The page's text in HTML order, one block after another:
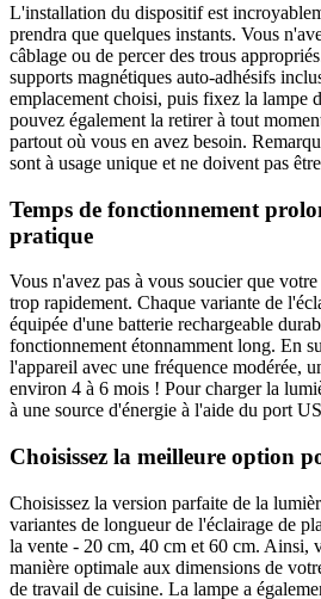
L'installation du dispositif est
prendra que quelques instants. Vous
câblage ou de percer des trous
supports magnétiques auto-adhésifs
emplacement choisi, puis fixez la lampe
pouvez également la retirer à tout
partout où vous en avez besoin.
sont à usage unique et ne doivent pas
Temps de fonctionnement
pratique
Vous n'avez pas à vous soucier que
trop rapidement. Chaque variante de
équipée d'une batterie rechargeable
fonctionnement étonnamment long. En
l'appareil avec une fréquence modérée,
environ 4 à 6 mois ! Pour charger la
à une source d'énergie à l'aide du port
Choisissez la meilleure option
Choisissez la version parfaite de la
variantes de longueur de l'éclairage de
la vente - 20 cm, 40 cm et 60 cm. Ainsi,
manière optimale aux dimensions de
de travail de cuisine. La lampe a